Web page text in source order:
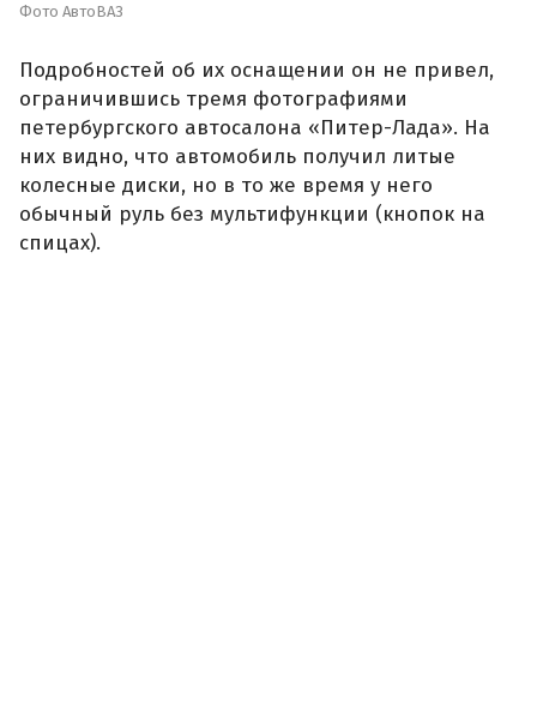
Фото АвтоВАЗ
Подробностей об их оснащении он не привел,
ограничившись тремя фотографиями
петербургского автосалона «Питер-Лада». На
них видно, что автомобиль получил литые
колесные диски, но в то же время у него
обычный руль без мультифункции (кнопок на
спицах).